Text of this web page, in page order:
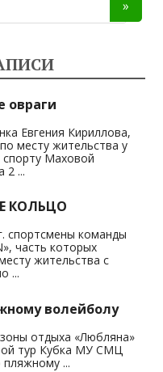
овраги
Евгения Кириллова,
месту жительства у
спорту Маховой
2 ...
КОЛЬЦО
спортсмены команды
часть которых
жительства с
...
волейболу
отдыха «Любляна»
тур Кубка МУ СМЦ
пляжному ...